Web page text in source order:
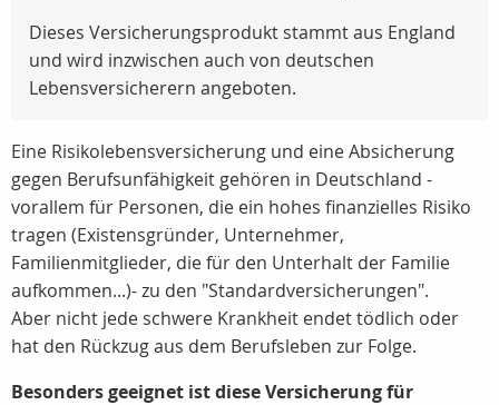
Dieses Versicherungsprodukt stammt aus England
und wird inzwischen auch von deutschen
Lebensversicherern angeboten.
Eine Risikolebensversicherung und eine Absicherung
gegen Berufsunfähigkeit gehören in Deutschland -
vorallem für Personen, die ein hohes finanzielles Risiko
tragen (Existensgründer, Unternehmer,
Familienmitglieder, die für den Unterhalt der Familie
aufkommen...)- zu den "Standardversicherungen".
Aber nicht jede schwere Krankheit endet tödlich oder
hat den Rückzug aus dem Berufsleben zur Folge.
Besonders geeignet ist diese Versicherung für